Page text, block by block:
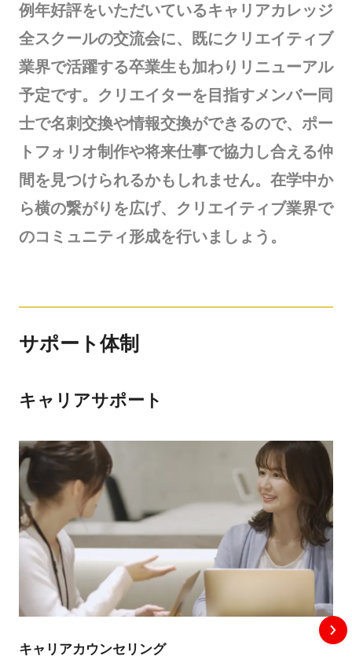
例年好評をいただいているキャリアカレッジ
全スクールの交流会に、既にクリエイティブ
業界で活躍する卒業生も加わりリニューアル
予定です。クリエイターを目指すメンバー同
士で名刺交換や情報交換ができるので、ポー
トフォリオ制作や将来仕事で協力し合える仲
間を見つけられるかもしれません。在学中か
ら横の繋がりを広げ、クリエイティブ業界で
のコミュニティ形成を行いましょう。
サポート体制
キャリアサポート
キャリアカウンセリング